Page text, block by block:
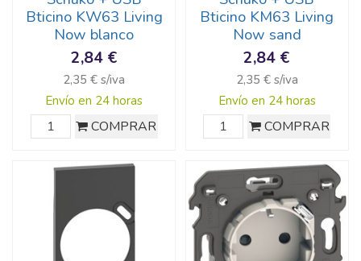
Bticino KW63 Living
Now blanco
2,84 €
2,35 € s/iva
Envío en 24 horas
COMPRAR
Bticino KM63 Living
Now sand
2,84 €
2,35 € s/iva
Envío en 24 horas
COMPRAR